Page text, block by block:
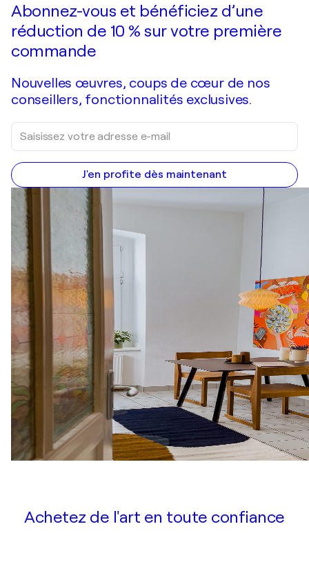
Abonnez-vous et bénéficiez d’une
réduction de 10 % sur votre première
commande
Nouvelles œuvres, coups de cœur de nos
conseillers, fonctionnalités exclusives.
J'en profite dès maintenant
Achetez de l'art en toute confiance